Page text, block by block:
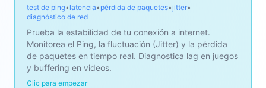
test de ping•latencia•pérdida de paquetes•jitter•
diagnóstico de red
Prueba la estabilidad de tu conexión a internet.
Monitorea el Ping, la fluctuación (Jitter) y la pérdida
de paquetes en tiempo real. Diagnostica lag en juegos
y buffering en videos.
Clic para empezar